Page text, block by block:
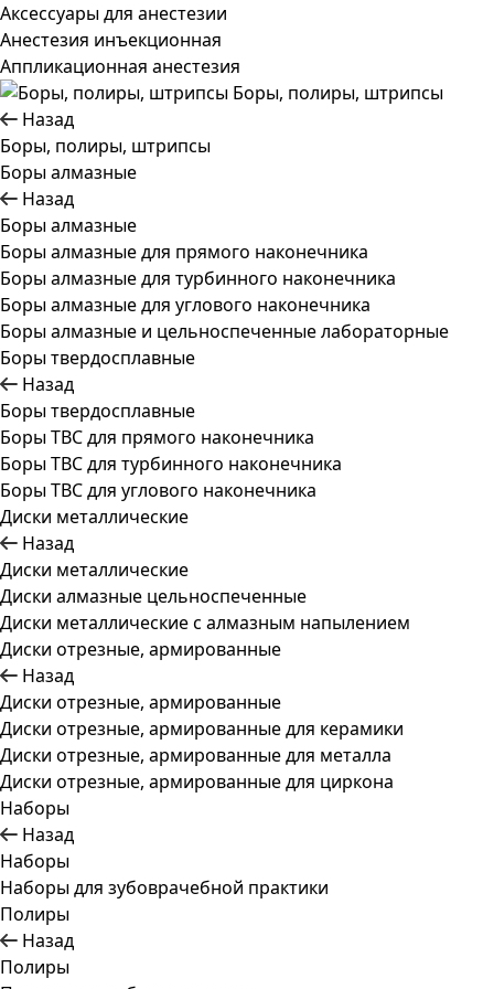
Аксессуары для анестезии
Анестезия инъекционная
Аппликационная анестезия
Боры, полиры, штрипсы
Назад
Боры, полиры, штрипсы
Боры алмазные
Назад
Боры алмазные
Боры алмазные для прямого наконечника
Боры алмазные для турбинного наконечника
Боры алмазные для углового наконечника
Боры алмазные и цельноспеченные лабораторные
Боры твердосплавные
Назад
Боры твердосплавные
Боры ТВС для прямого наконечника
Боры ТВС для турбинного наконечника
Боры ТВС для углового наконечника
Диски металлические
Назад
Диски металлические
Диски алмазные цельноспеченные
Диски металлические с алмазным напылением
Диски отрезные, армированные
Назад
Диски отрезные, армированные
Диски отрезные, армированные для керамики
Диски отрезные, армированные для металла
Диски отрезные, армированные для циркона
Наборы
Назад
Наборы
Наборы для зубоврачебной практики
Полиры
Назад
Полиры